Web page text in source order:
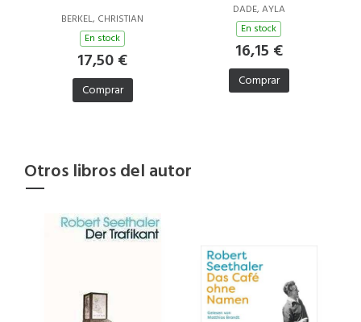
BERKEL, CHRISTIAN
En stock
17,50 €
Comprar
DADE, AYLA
En stock
16,15 €
Comprar
Otros libros del autor